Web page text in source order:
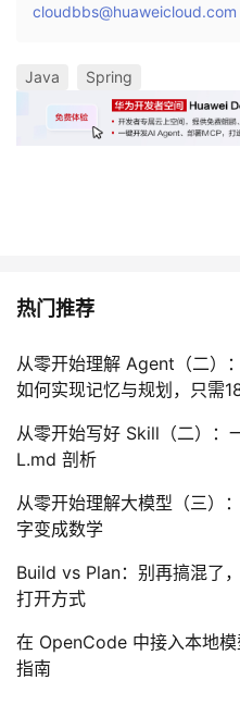
cloudbbs@huaweicloud.com
Java Spring
热门推荐
从零开始理解 Agent（二
如何实现记忆与规划，只需
从零开始写好 Skill（二）
L.md 剖析
从零开始理解大模型（三
字变成数学
Build vs Plan：别再搞混了
打开方式
在 OpenCode 中接入本地
指南